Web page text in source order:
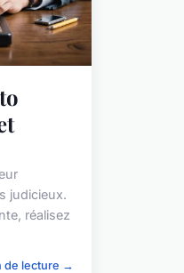
judicieux.
réalisez
de lecture →